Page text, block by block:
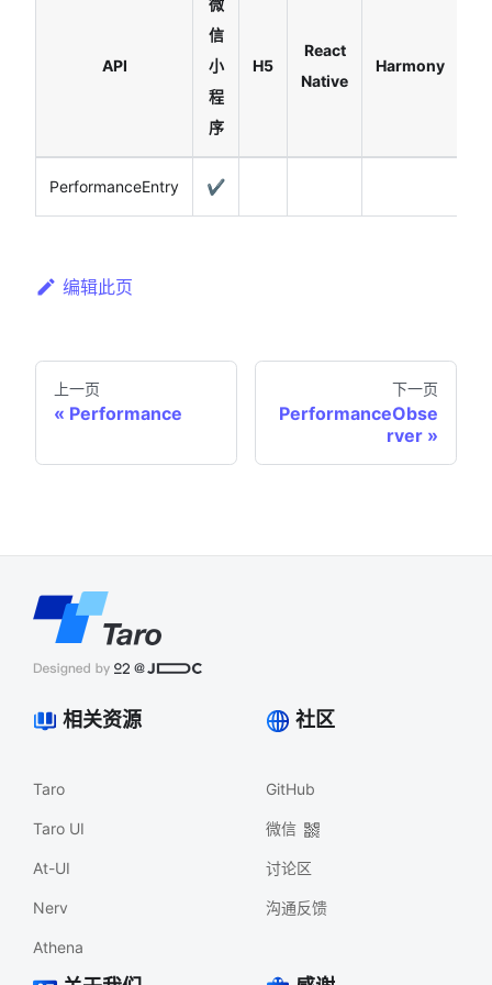
API
微
信
小
程
序
H5
React
Native
Harmony
PerformanceEntry ✔️
编辑此页
上一页
Performance
下一页
PerformanceObse
rver
相关资源
Taro
Taro UI
At-UI
Nerv
Athena
社区
GitHub
微信
讨论区
沟通反馈